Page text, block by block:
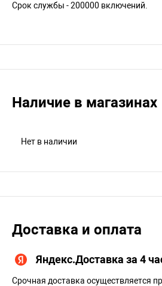
Срок службы - 200000 включений.
Наличие в магазинах
Нет в наличии
Доставка и оплата
Яндекс.Доставка за 4
Срочная доставка осуществляется